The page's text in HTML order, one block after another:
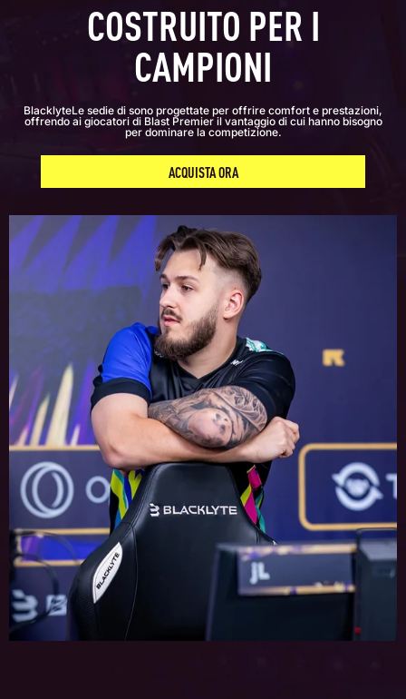
COSTRUITO PER I
CAMPIONI
BlacklyteLe sedie di sono progettate per offrire comfort e prestazioni,
offrendo ai giocatori di Blast Premier il vantaggio di cui hanno bisogno
per dominare la competizione.
ACQUISTA ORA